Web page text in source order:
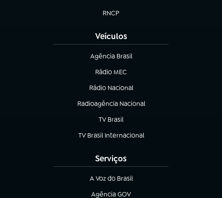
RNCP
(abre em nova aba)
Veículos
Agência Brasil
(abre em nova aba)
Rádio MEC
(abre em nova aba)
Rádio Nacional
Radioagência Nacional
(abre em nova aba)
TV Brasil
(abre em nova aba)
TV Brasil Internacional
(abre em nova aba)
Serviços
A Voz do Brasil
(abre em nova aba)
Agência GOV